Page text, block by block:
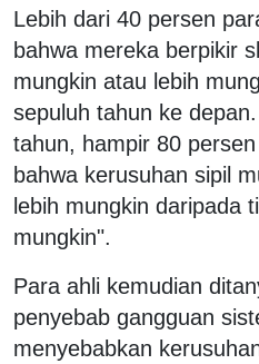
Lebih dari 40 persen
bahwa mereka berpikir
mungkin atau lebih
sepuluh tahun ke
tahun, hampir 80
bahwa kerusuhan sipil
lebih mungkin daripada
mungkin".
Para ahli kemudian
penyebab gangguan
menyebabkan